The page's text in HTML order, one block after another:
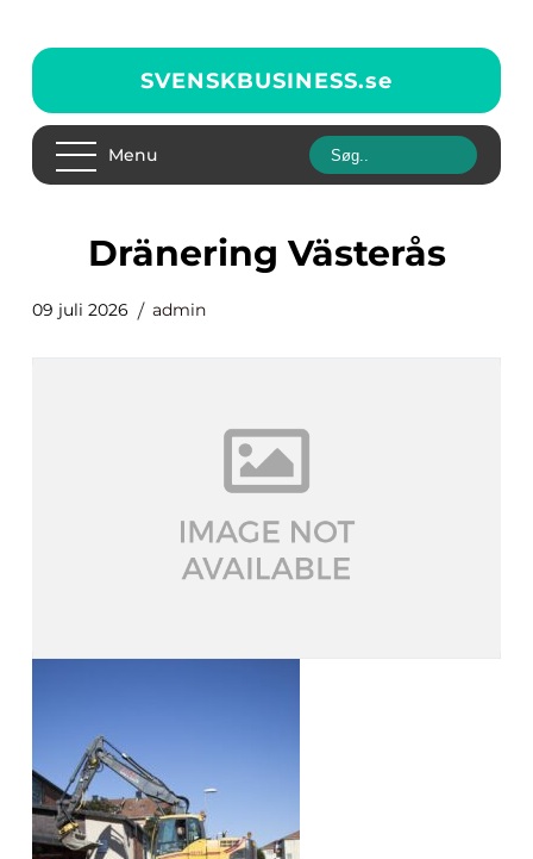
SVENSKBUSINESS.se
Menu
dränering Västerås
09 juli 2026 admin